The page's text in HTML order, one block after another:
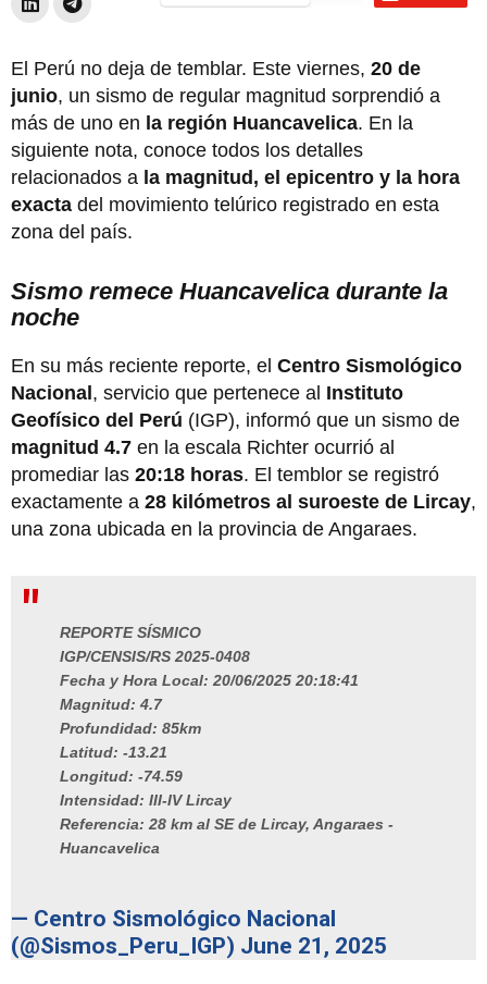
El Perú no deja de temblar. Este viernes, 20 de
junio, un sismo de regular magnitud sorprendió a
más de uno en la región Huancavelica. En la
siguiente nota, conoce todos los detalles
relacionados a la magnitud, el epicentro y la hora
exacta del movimiento telúrico registrado en esta
zona del país.
Sismo remece Huancavelica durante la
noche
En su más reciente reporte, el Centro Sismológico
Nacional, servicio que pertenece al Instituto
Geofísico del Perú (IGP), informó que un sismo de
magnitud 4.7 en la escala Richter ocurrió al
promediar las 20:18 horas. El temblor se registró
exactamente a 28 kilómetros al suroeste de Lircay,
una zona ubicada en la provincia de Angaraes.
REPORTE SÍSMICO
IGP/CENSIS/RS 2025-0408
Fecha y Hora Local: 20/06/2025 20:18:41
Magnitud: 4.7
Profundidad: 85km
Latitud: -13.21
Longitud: -74.59
Intensidad: III-IV Lircay
Referencia: 28 km al SE de Lircay, Angaraes -
Huancavelica
— Centro Sismológico Nacional
(@Sismos_Peru_IGP) June 21, 2025